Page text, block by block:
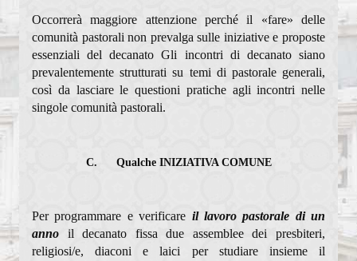
Occorrerà maggiore attenzione perché il «fare» delle
comunità pastorali non prevalga sulle iniziative e proposte
essenziali del decanato Gli incontri di decanato siano
prevalentemente strutturati su temi di pastorale generali,
così da lasciare le questioni pratiche agli incontri nelle
singole comunità pastorali.
C. Qualche INIZIATIVA COMUNE
Per programmare e verificare il lavoro pastorale di un
anno il decanato fissa due assemblee dei presbiteri,
religiosi/e, diaconi e laici per studiare insieme il